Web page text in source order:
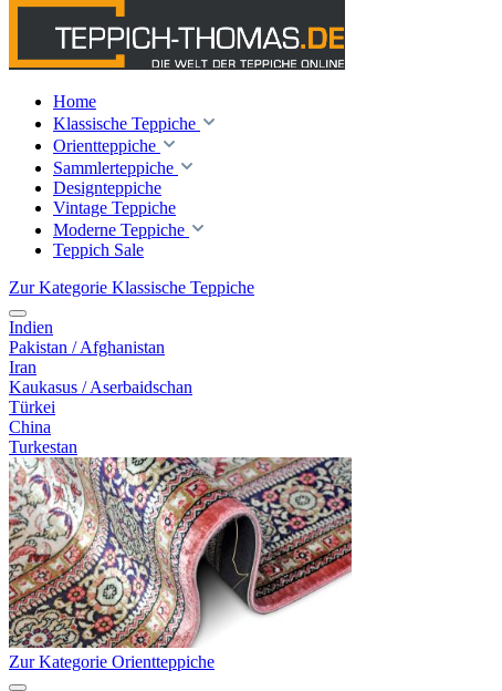
Home
Klassische Teppiche
Orientteppiche
Sammlerteppiche
Designteppiche
Vintage Teppiche
Moderne Teppiche
Teppich Sale
Zur Kategorie Klassische Teppiche
Indien
Pakistan / Afghanistan
Iran
Kaukasus / Aserbaidschan
Türkei
China
Turkestan
Zur Kategorie Orientteppiche